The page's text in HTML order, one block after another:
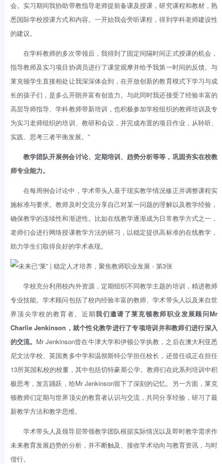
会。实习期间我协助带教指导老师提前备课及授课，研究课程和教材，熟
悉国际学校授课方式和内容。一开始我会旁听课程，得到学科老师建设性
的建议。
在学科教师的多次带领后，我得到了固定间隔时间正式授课的机会，
指导教师及实习项目协调员进行了课堂观摩并给予我第一时间的反馈。与
莱克顿学生直接相处让我深深体会到，在开放创新的教育模式下学习与成
长的孩子们，是多么开朗并富有创造力。与此同时我还接受了经验丰富的
高层导师指导、学科教师带新培训，也积极参加学校组织的教师培训及专
为实习老师组织的培训、教研和会议，并完成布置的项目作业，从聆听、
实践、思考三者平衡发展。”
教学团队开展例会讨论、定期培训、趋势分析等等，巩固夯实在校教
师专业能力。
在每周例会讨论中，学术带头人基于现实教学情况修正并调整课程实
施标准与要求。教师及时交流分享自己对某一问题的理解以及教学经验，
确保教学的连续性和渐进性。比如在线教学逐渐成为日常教学方式之一，
老师们会进行网络授课教学方法的研习，以稳定提供高标准的在线教学，
助力学生们取得良好的学术表现。
学校充分利用校内外资源，定期组织不同教学主题的培训，精进教师
专业技能。学术顾问包括了校内经验丰富的教师、学术带头人以及来自世
界顶尖学校的教育者。近期我们邀请了莱克顿教师职业发展顾问Mr
Charlie Jenkinson，就个性化教学进行了专项培训并和教师们进行深入
的交流。 Mr Jenkinson曾在牛津大学和伊顿公学执教，之后在澳大利亚悉
尼文法学校、英国奥多中学和温彻斯特公学担任校长，还曾任或正在担任
13所英国私校的校董，其中包括切特豪斯公学。教师们在此系列培训中积
极思考，发言踊跃，给Mr Jenkinson留下了深刻的记忆。另一方面，莱克
顿教师们定期与世界顶尖的教育者认识与交流，共同分享经验，研习了最
新教学方法和教学思维。
学术带头人及领导层带领教学团队根据实际情况以及即时教学需求作
未来教育发展趋势的分析，并不断触及、接收学术动向与教育资讯，与时
偕行。